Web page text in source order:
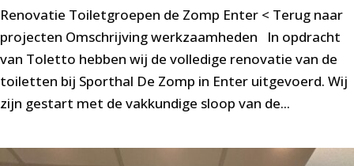
Renovatie Toiletgroepen de Zomp Enter < Terug naar
projecten Omschrijving werkzaamheden In opdracht
van Toletto hebben wij de volledige renovatie van de
toiletten bij Sporthal De Zomp in Enter uitgevoerd. Wij
zijn gestart met de vakkundige sloop van de...